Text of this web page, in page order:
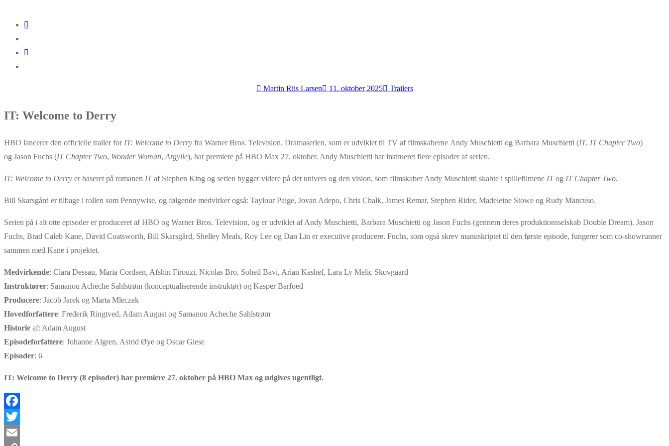
Martin Riis Larsen 11. oktober 2025 Trailers
IT: Welcome to Derry
HBO lancerer den officielle trailer for IT: Welcome to Derry fra Warner Bros. Television. Dramaserien, som er udviklet til TV af filmskaberne Andy Muschietti og Barbara Muschietti (IT, IT Chapter Two)
og Jason Fuchs (IT Chapter Two, Wonder Woman, Argylle), har premiere på HBO Max 27. oktober. Andy Muschietti har instrueret flere episoder af serien.
IT: Welcome to Derry er baseret på romanen ITaf Stephen King og serien bygger videre på det univers og den vision, som filmskaber Andy Muschietti skabte i spillefilmene ITog IT Chapter Two.
Bill Skarsgård er tilbage i rollen som Pennywise, og følgende medvirker også: Taylour Paige, Jovan Adepo, Chris Chalk, James Remar, Stephen Rider, Madeleine Stowe og Rudy Mancuso.
Serien på i alt otte episoder er produceret af HBO og Warner Bros. Television, og er udviklet af Andy Muschietti, Barbara Muschietti og Jason Fuchs (gennem deres produktionsselskab Double Dream). Jason
Fuchs, Brad Caleb Kane, David Coatsworth, Bill Skarsgård, Shelley Meals, Roy Lee og Dan Lin er executive producere. Fuchs, som også skrev manuskriptet til den første episode, fungerer som co-showrunner
sammen med Kane i projektet.
Medvirkende: Clara Dessau, Maria Cordsen, Afshin Firouzi, Nicolas Bro, Soheil Bavi, Arian Kashef, Lara Ly Melic Skovgaard
Instruktører: Samanou Acheche Sahlstrøm (konceptualiserende instruktør) og Kasper Barfoed
Producere: Jacob Jarek og Marta Mleczek
Hovedforfattere: Frederik Ringtved, Adam August og Samanou Acheche Sahlstrøm
Historie af: Adam August
Episodeforfattere: Johanne Algren, Astrid Øye og Oscar Giese
Episoder: 6
IT: Welcome to Derry (8 episoder) har premiere 27. oktober på HBO Max og udgives ugentligt.
Facebook
Twitter